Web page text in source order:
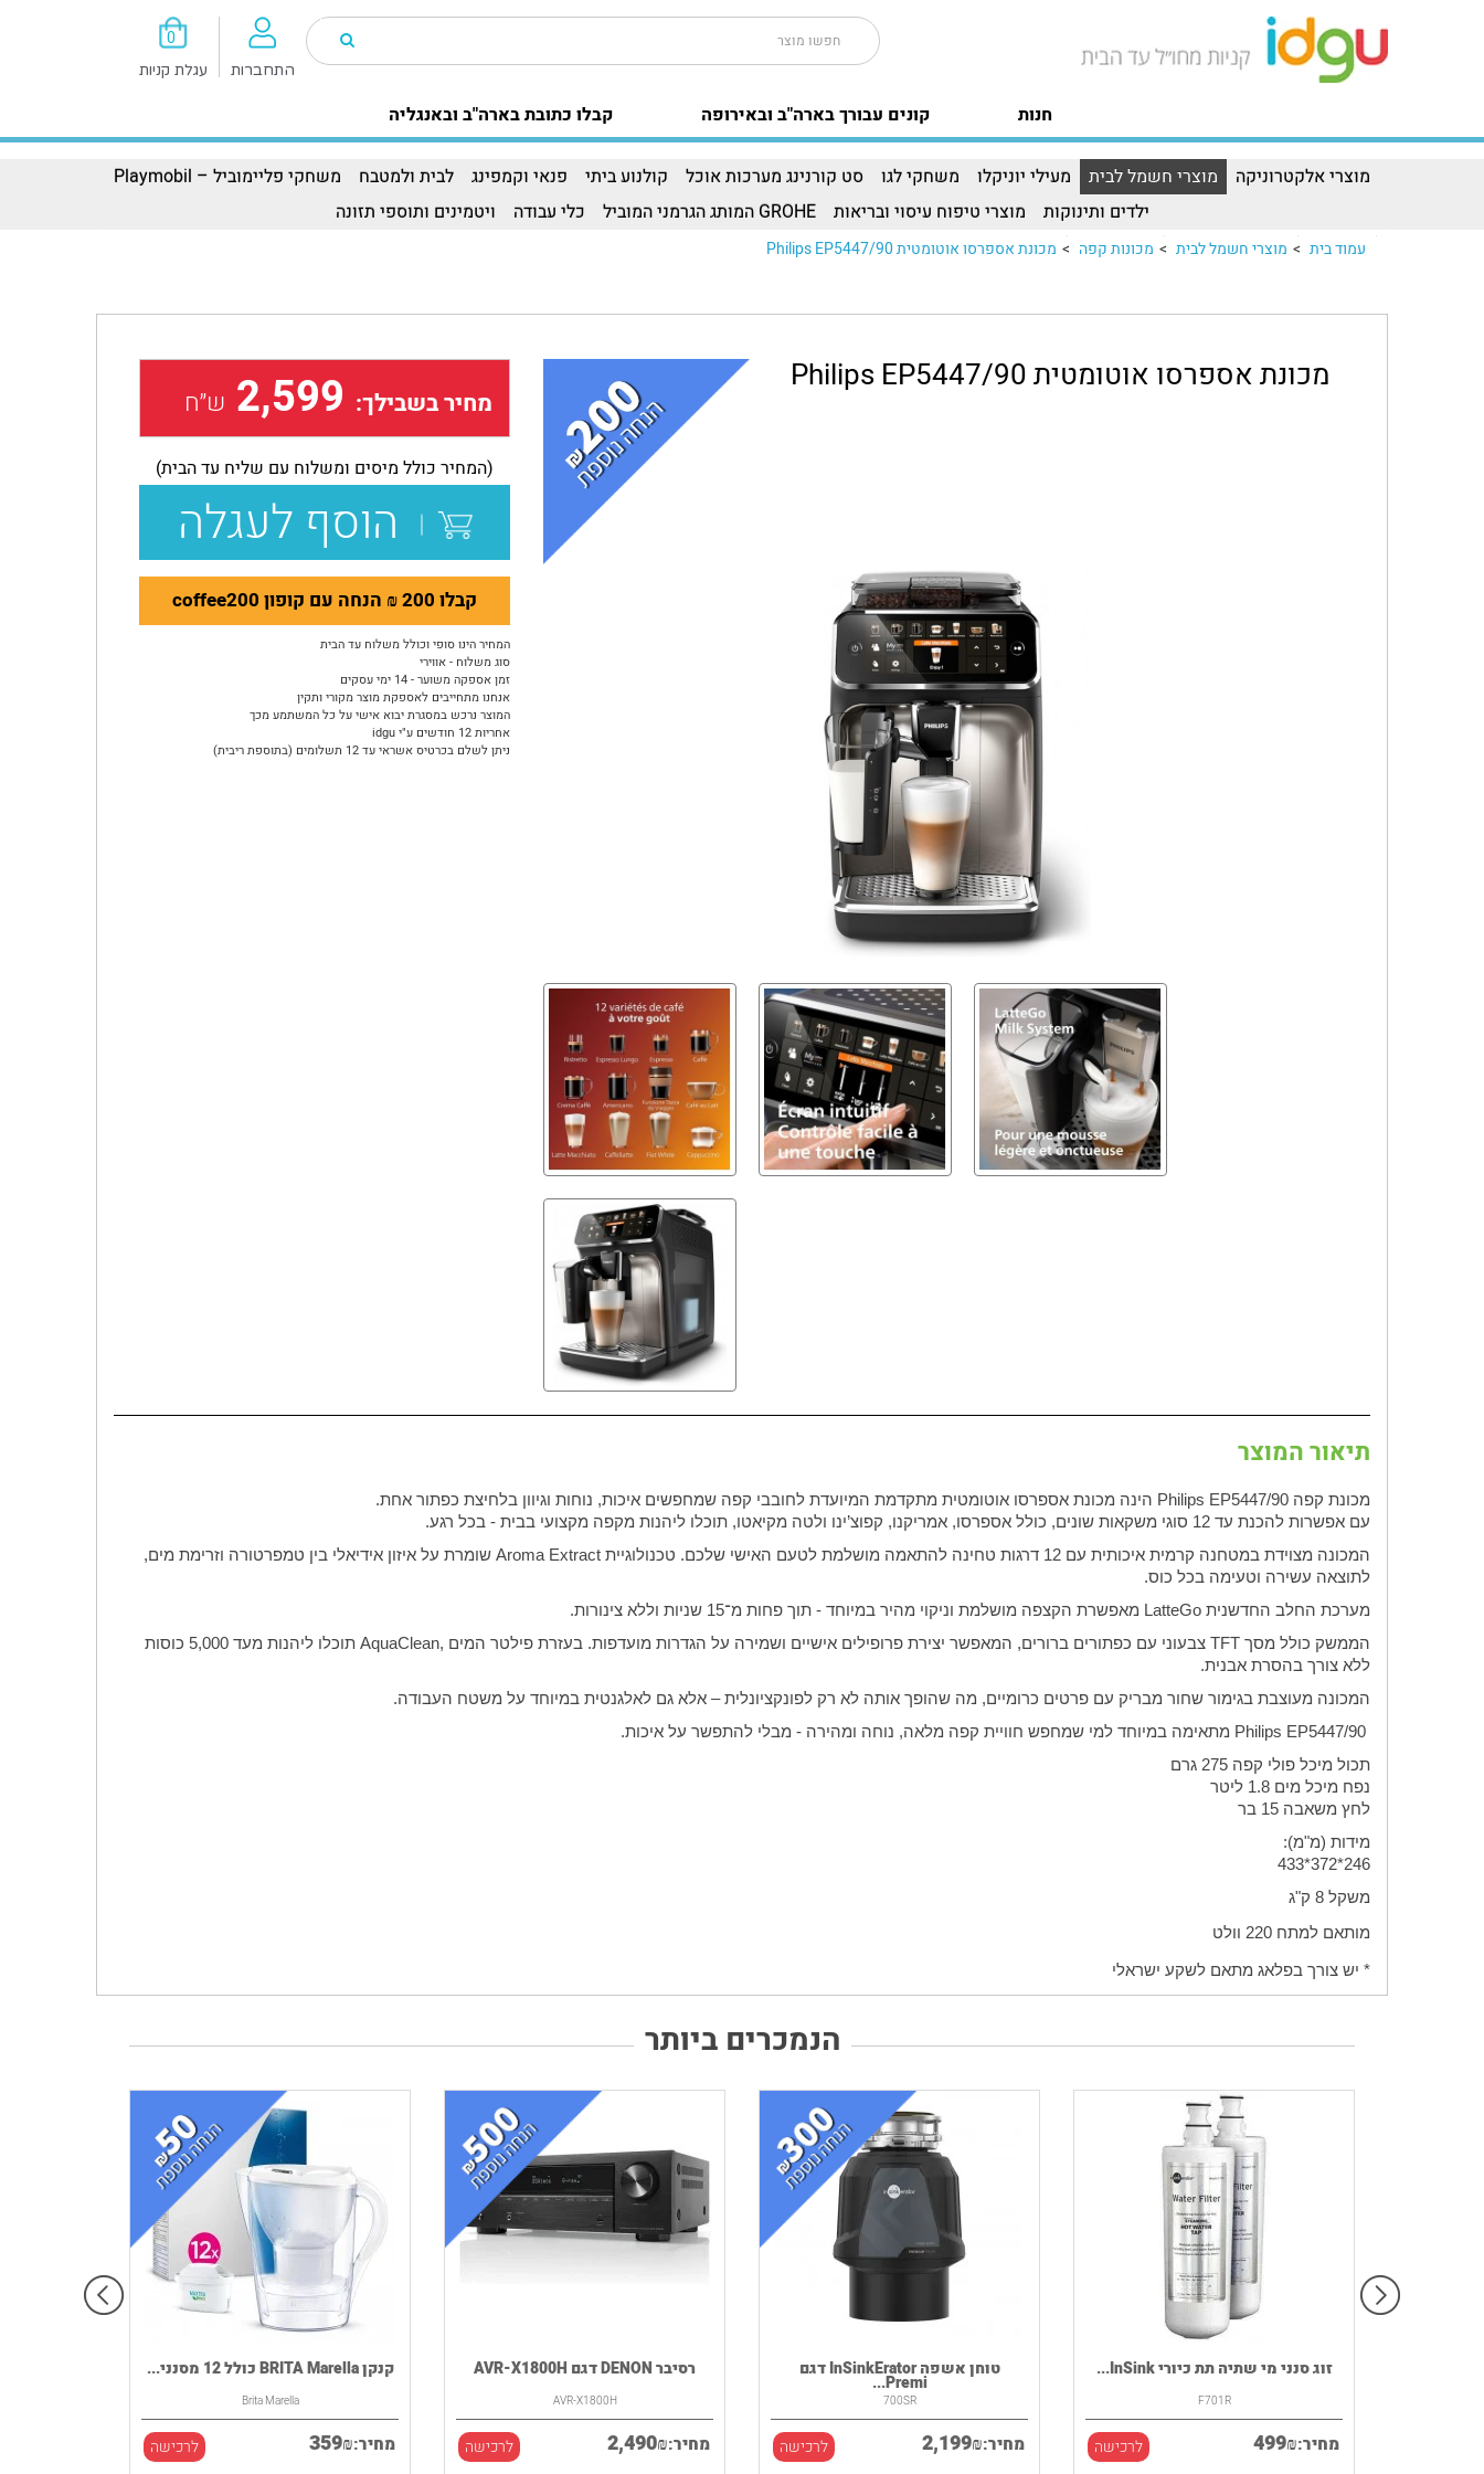
0
עגלת קניות התחברות
קבלו כתובת בארה"ב ובאנגליה קונים עבורך בארה"ב ובאירופה חנות
מוצרי אלקטרוניקה מוצרי חשמל לבית מעילי יוניקלו משחקי לגו סט קורנינג מערכות אוכל קולנוע ביתי פנאי וקמפינג לבית ולמטבח
משחקי פליימוביל – Playmobil
ילדים ותינוקות
מוצרי טיפוח עיסוי ובריאות GROHE המותג הגרמני המוביל כלי עבודה ויטמינים ותוספי תזונה
עמוד בית > מוצרי חשמל לבית > מכונות קפה > מכונת אספרסו אוטומטית Philips EP5447/90
מכונת אספרסו אוטומטית Philips EP5447/90
מחיר בשבילך: 2,599 ש״ח
(המחיר כולל מיסים ומשלוח עם שליח עד הבית)
הוסף לעגלה
קבלו 200 ₪ הנחה עם קופון coffee200
המחיר הינו סופי וכולל משלוח עד הבית
סוג משלוח - אווירי
זמן אספקה משוער - 14 ימי עסקים
אנחנו מתחייבים לאספקת מוצר מקורי ותקין
המוצר נרכש במסגרת יבוא אישי על כל המשתמע מכך
אחריות 12 חודשים ע"י idgu
ניתן לשלם בכרטיס אשראי עד 12 תשלומים (בתוספת ריבית)
תיאור המוצר
מכונת קפה Philips EP5447/90 הינה מכונת אספרסו אוטומטית מתקדמת המיועדת לחובבי קפה שמחפשים איכות, נוחות וגיוון בלחיצת כפתור אחת.
עם אפשרות להכנת עד 12 סוגי משקאות שונים, כולל אספרסו, אמריקנו, קפוצ’ינו ולטה מקיאטו, תוכלו ליהנות מקפה מקצועי בבית - בכל רגע
.
המכונה מצוידת במטחנה קרמית איכותית עם 12 דרגות טחינה להתאמה מושלמת לטעם האישי שלכם. טכנולוגיית
Aroma Extract שומרת על איזון אידיאלי בין טמפרטורה וזרימת מים,
לתוצאה עשירה וטעימה בכל כוס.
מערכת החלב החדשנית LatteGo מאפשרת הקצפה מושלמת וניקוי מהיר במיוחד - תוך פחות מ־15 שניות וללא צינורות
.
הממשק כולל מסך TFT צבעוני עם כפתורים ברורים, המאפשר יצירת פרופילים אישיים ושמירה על הגדרות מועדפות. בעזרת פילטר המים AquaClean,
תוכלו ליהנות מעד 5,000 כוסות
ללא צורך בהסרת אבנית.
המכונה מעוצבת בגימור שחור מבריק עם פרטים כרומיים, מה שהופך אותה לא רק לפונקציונלית – אלא גם לאלגנטית במיוחד על משטח העבודה.
Philips EP5447/90 מתאימה במיוחד למי שמחפש חוויית קפה מלאה, נוחה ומהירה - מבלי להתפשר על איכות.
תכול מיכל פולי קפה 275 גרם
נפח מיכל מים 1.8 ליטר
לחץ משאבה 15 בר
מידות (מ"מ):
246*372*433
משקל 8 ק"ג
מותאם למתח 220 וולט
* יש צורך בפלאג מתאם לשקע ישראלי
הנמכרים ביותר
קנקן BRITA Marella כולל 12 מסנני...
Brita Marella
מחיר: 359₪ לרכישה
רסיבר DENON דגם AVR-X1800H
AVR-X1800H
מחיר: 2,490₪ לרכישה
טוחן אשפה InSinkErator דגם
Premi...
700SR
מחיר: 2,199₪ לרכישה
זוג סנני מי שתיה תת כיורי InSink...
F701R
מחיר: 499₪ לרכישה